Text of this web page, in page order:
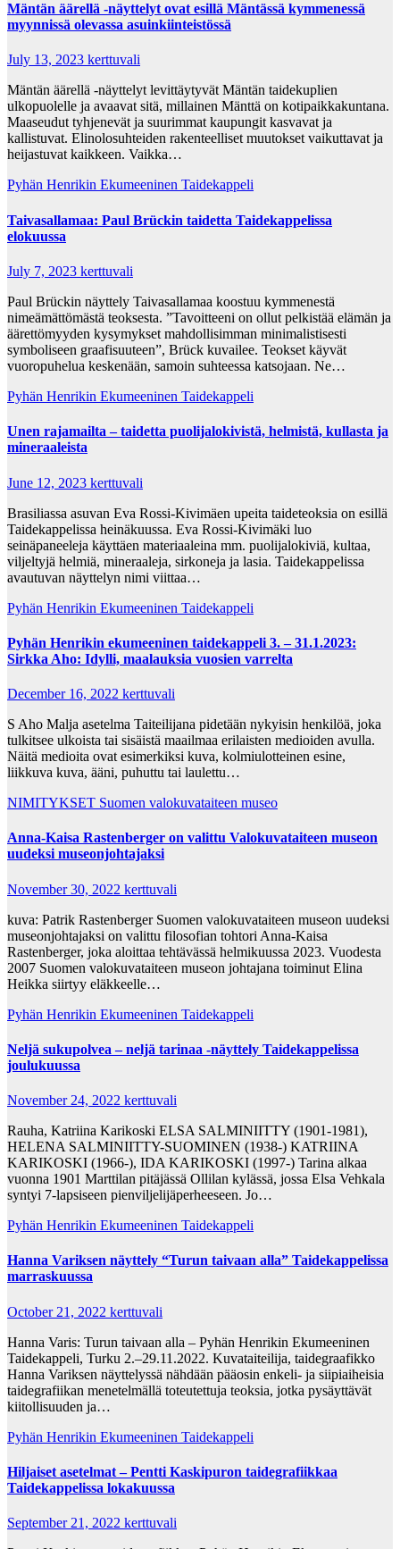
Mäntän äärellä -näyttelyt ovat esillä Mäntässä kymmenessä
myynnissä olevassa asuinkiinteistössä
July 13, 2023 kerttuvali
Mäntän äärellä -näyttelyt levittäytyvät Mäntän taidekuplien
ulkopuolelle ja avaavat sitä, millainen Mänttä on kotipaikkakuntana.
Maaseudut tyhjenevät ja suurimmat kaupungit kasvavat ja
kallistuvat. Elinolosuhteiden rakenteelliset muutokset vaikuttavat ja
heijastuvat kaikkeen. Vaikka…
Pyhän Henrikin Ekumeeninen Taidekappeli
Taivasallamaa: Paul Brückin taidetta Taidekappelissa
elokuussa
July 7, 2023 kerttuvali
Paul Brückin näyttely Taivasallamaa koostuu kymmenestä
nimeämättömästä teoksesta. ”Tavoitteeni on ollut pelkistää elämän ja
äärettömyyden kysymykset mahdollisimman minimalistisesti
symboliseen graafisuuteen”, Brück kuvailee. Teokset käyvät
vuoropuhelua keskenään, samoin suhteessa katsojaan. Ne…
Pyhän Henrikin Ekumeeninen Taidekappeli
Unen rajamailta – taidetta puolijalokivistä, helmistä, kullasta ja
mineraaleista
June 12, 2023 kerttuvali
Brasiliassa asuvan Eva Rossi-Kivimäen upeita taideteoksia on esillä
Taidekappelissa heinäkuussa. Eva Rossi-Kivimäki luo
seinäpaneeleja käyttäen materiaaleina mm. puolijalokiviä, kultaa,
viljeltyjä helmiä, mineraaleja, sirkoneja ja lasia. Taidekappelissa
avautuvan näyttelyn nimi viittaa…
Pyhän Henrikin Ekumeeninen Taidekappeli
Pyhän Henrikin ekumeeninen taidekappeli 3. – 31.1.2023:
Sirkka Aho: Idylli, maalauksia vuosien varrelta
December 16, 2022 kerttuvali
S Aho Malja asetelma Taiteilijana pidetään nykyisin henkilöä, joka
tulkitsee ulkoista tai sisäistä maailmaa erilaisten medioiden avulla.
Näitä medioita ovat esimerkiksi kuva, kolmiulotteinen esine,
liikkuva kuva, ääni, puhuttu tai laulettu…
NIMITYKSET Suomen valokuvataiteen museo
Anna-Kaisa Rastenberger on valittu Valokuvataiteen museon
uudeksi museonjohtajaksi
November 30, 2022 kerttuvali
kuva: Patrik Rastenberger Suomen valokuvataiteen museon uudeksi
museonjohtajaksi on valittu filosofian tohtori Anna-Kaisa
Rastenberger, joka aloittaa tehtävässä helmikuussa 2023. Vuodesta
2007 Suomen valokuvataiteen museon johtajana toiminut Elina
Heikka siirtyy eläkkeelle…
Pyhän Henrikin Ekumeeninen Taidekappeli
Neljä sukupolvea – neljä tarinaa -näyttely Taidekappelissa
joulukuussa
November 24, 2022 kerttuvali
Rauha, Katriina Karikoski ELSA SALMINIITTY (1901-1981),
HELENA SALMINIITTY-SUOMINEN (1938-) KATRIINA
KARIKOSKI (1966-), IDA KARIKOSKI (1997-) Tarina alkaa
vuonna 1901 Marttilan pitäjässä Ollilan kylässä, jossa Elsa Vehkala
syntyi 7-lapsiseen pienviljelijäperheeseen. Jo…
Pyhän Henrikin Ekumeeninen Taidekappeli
Hanna Variksen näyttely “Turun taivaan alla” Taidekappelissa
marraskuussa
October 21, 2022 kerttuvali
Hanna Varis: Turun taivaan alla – Pyhän Henrikin Ekumeeninen
Taidekappeli, Turku 2.–29.11.2022. Kuvataiteilija, taidegraafikko
Hanna Variksen näyttelyssä nähdään pääosin enkeli- ja siipiaiheisia
taidegrafiikan menetelmällä toteutettuja teoksia, jotka pysäyttävät
kiitollisuuden ja…
Pyhän Henrikin Ekumeeninen Taidekappeli
Hiljaiset asetelmat – Pentti Kaskipuron taidegrafiikkaa
Taidekappelissa lokakuussa
September 21, 2022 kerttuvali